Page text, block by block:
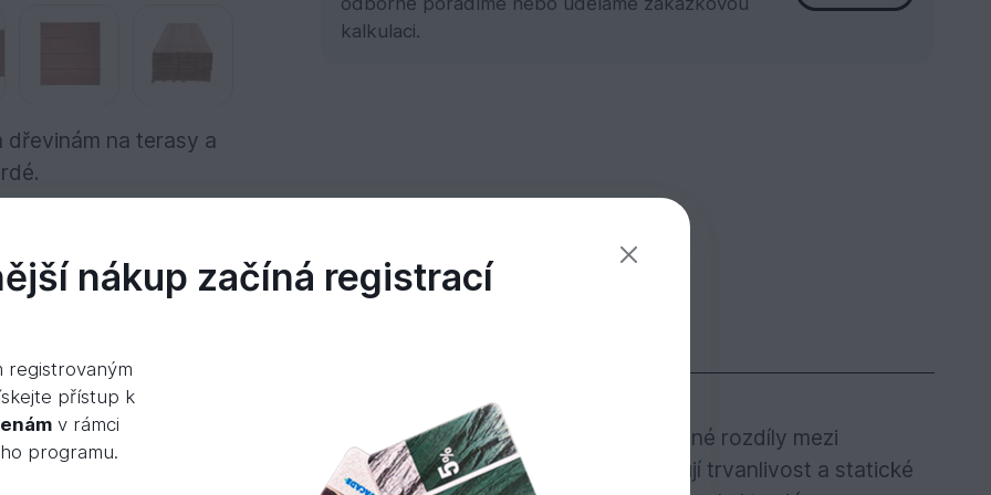
na terasy a
kalkulaci.
dřevo má purpurově červenohnědou barvu s různými odstíny. Barevné rozdíly mezi
dřevu se mohou vyskytnout otvory po hmyzu, které však neovlivňují trvanlivost a statické
nákup začíná registrací
registrovaným
přístup k
v rámci
programu.